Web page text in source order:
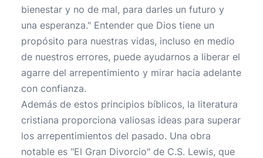
bienestar y no de mal, para darles un futuro y
una esperanza." Entender que Dios tiene un
propósito para nuestras vidas, incluso en medio
de nuestros errores, puede ayudarnos a liberar el
agarre del arrepentimiento y mirar hacia adelante
con confianza.
Además de estos principios bíblicos, la literatura
cristiana proporciona valiosas ideas para superar
los arrepentimientos del pasado. Una obra
notable es "El Gran Divorcio" de C.S. Lewis, que